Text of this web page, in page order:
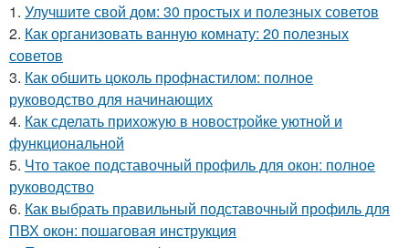
1. Улучшите свой дом: 30 простых и полезных советов
2. Как организовать ванную комнату: 20 полезных
советов
3. Как обшить цоколь профнастилом: полное
руководство для начинающих
4. Как сделать прихожую в новостройке уютной и
функциональной
5. Что такое подставочный профиль для окон: полное
руководство
6. Как выбрать правильный подставочный профиль для
ПВХ окон: пошаговая инструкция